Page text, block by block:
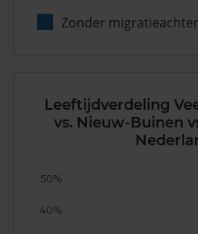
Zonder
Leeftijdverdeling
vs. Nieuw-Buinen
40%
50%